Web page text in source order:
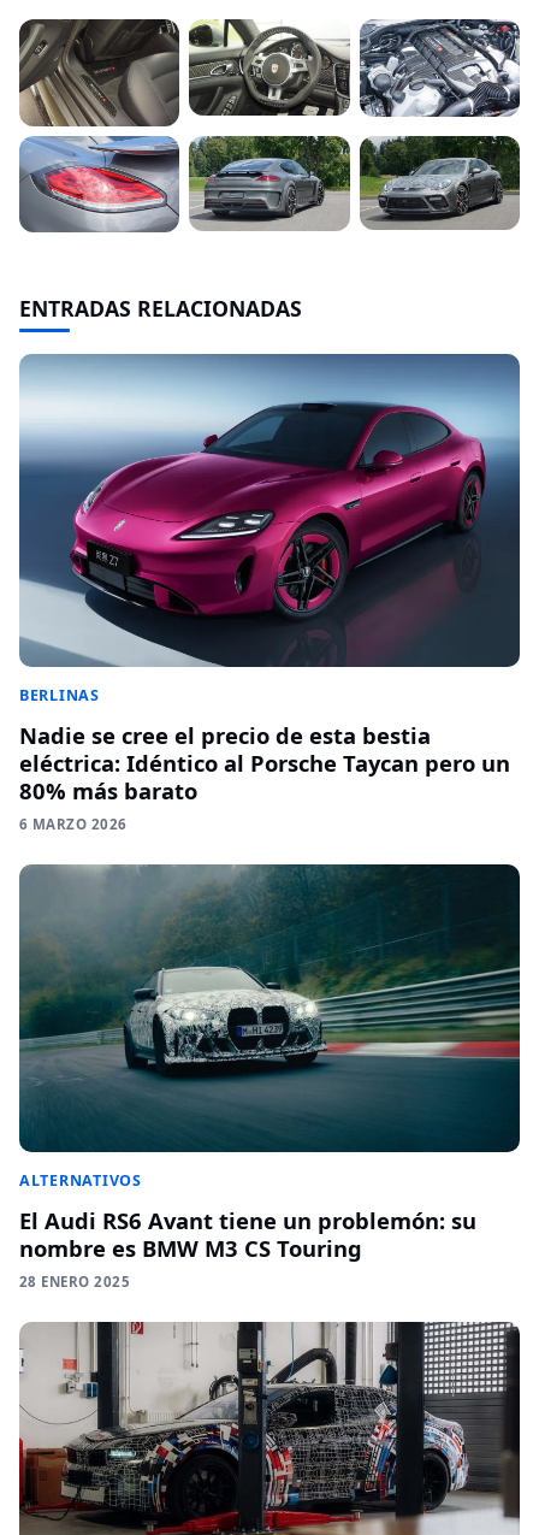
ENTRADAS RELACIONADAS
BERLINAS
Nadie se cree el precio de esta bestia
eléctrica: Idéntico al Porsche Taycan pero un
80% más barato
6 MARZO 2026
ALTERNATIVOS
El Audi RS6 Avant tiene un problemón: su
nombre es BMW M3 CS Touring
28 ENERO 2025